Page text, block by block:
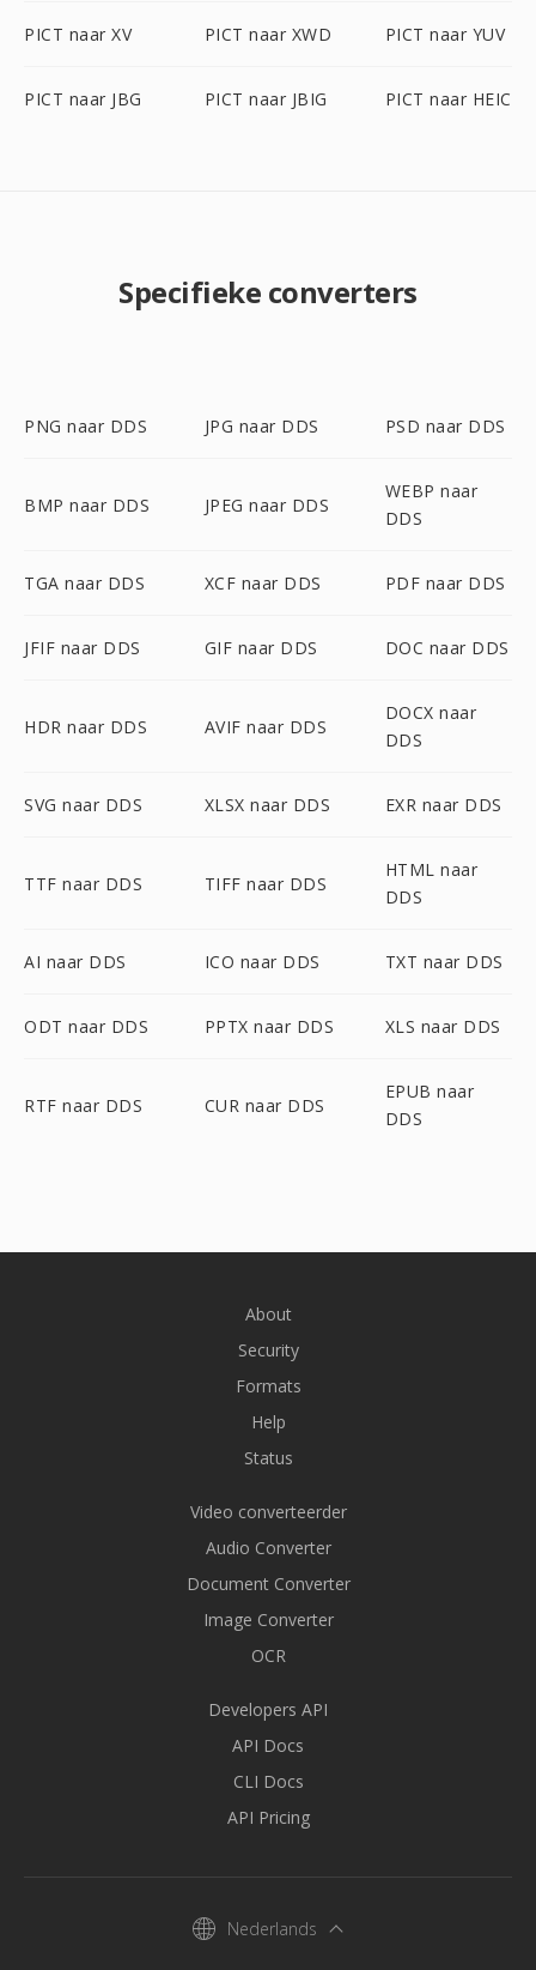
PICT naar XV PICT naar XWD PICT naar YUV
PICT naar JBG PICT naar JBIG PICT naar HEIC
Specifieke converters
PNG naar DDS JPG naar DDS PSD naar DDS
BMP naar DDS JPEG naar DDS
WEBP naar
DDS
TGA naar DDS XCF naar DDS PDF naar DDS
JFIF naar DDS GIF naar DDS DOC naar DDS
HDR naar DDS AVIF naar DDS
DOCX naar
DDS
SVG naar DDS XLSX naar DDS EXR naar DDS
TTF naar DDS TIFF naar DDS
HTML naar
DDS
AI naar DDS ICO naar DDS TXT naar DDS
ODT naar DDS PPTX naar DDS XLS naar DDS
RTF naar DDS CUR naar DDS
EPUB naar
DDS
About
Security
Formats
Help
Status
Video converteerder
Audio Converter
Document Converter
Image Converter
OCR
Developers API
API Docs
CLI Docs
API Pricing
Nederlands